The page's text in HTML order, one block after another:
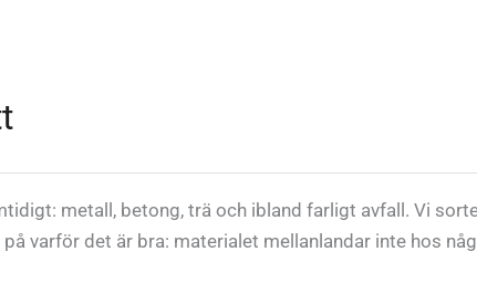
metall, betong, trä och ibland farligt avfall. Vi
varför det är bra: materialet mellanlandar inte hos